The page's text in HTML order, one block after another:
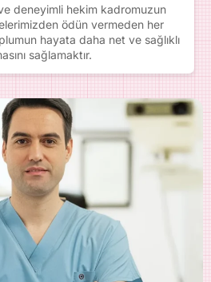
deneyimli hekim kadromuzun
ödün vermeden her
hayata daha net ve sağlıklı
sağlamaktır.